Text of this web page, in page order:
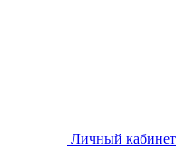
Личный кабинет